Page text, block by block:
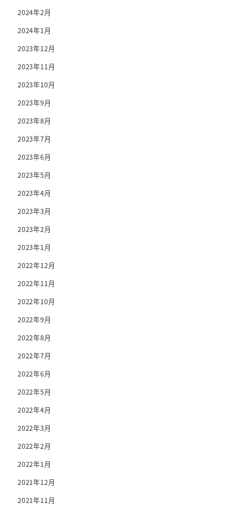
2024年2月
2024年1月
2023年12月
2023年11月
2023年10月
2023年9月
2023年8月
2023年7月
2023年6月
2023年5月
2023年4月
2023年3月
2023年2月
2023年1月
2022年12月
2022年11月
2022年10月
2022年9月
2022年8月
2022年7月
2022年6月
2022年5月
2022年4月
2022年3月
2022年2月
2022年1月
2021年12月
2021年11月